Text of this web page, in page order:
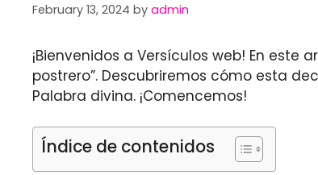
February 13, 2024 by admin
¡Bienvenidos a Versículos web! En este
postrero”. Descubriremos cómo esta
Palabra divina. ¡Comencemos!
Índice de contenidos